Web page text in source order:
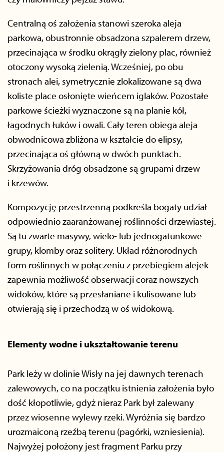
Centralną oś założenia stanowi szeroka aleja
parkowa, obustronnie obsadzona szpalerem drzew,
przecinająca w środku okrągły zielony plac, również
otoczony wysoką zielenią. Wcześniej, po obu
stronach alei, symetrycznie zlokalizowane są dwa
koliste place osłonięte wieńcem iglaków. Pozostałe
parkowe ścieżki wyznaczone są na planie kół,
łagodnych łuków i owali. Cały teren obiega aleja
obwodnicowa zbliżona w kształcie do elipsy,
przecinająca oś główną w dwóch punktach.
Skrzyżowania dróg obsadzone są grupami drzew
i krzewów.
Kompozycję przestrzenną podkreśla bogaty udział
odpowiednio zaaranżowanej roślinności drzewiastej.
Są tu zwarte masywy, wielo- lub jednogatunkowe
grupy, klomby oraz solitery. Układ różnorodnych
form roślinnych w połączeniu z przebiegiem alejek
zapewnia możliwość obserwacji coraz nowszych
widoków, które są przesłaniane i kulisowane lub
otwierają się i przechodzą w oś widokową.
Elementy wodne i ukształtowanie terenu
Park leży w dolinie Wisły na jej dawnych terenach
zalewowych, co na początku istnienia założenia było
dość kłopotliwie, gdyż nieraz Park był zalewany
przez wiosenne wylewy rzeki. Wyróżnia się bardzo
urozmaiconą rzeźbą terenu (pagórki, wzniesienia).
Najwyżej położony jest fragment Parku przy